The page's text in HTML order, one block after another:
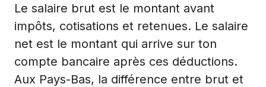
Le salaire brut est le montant avant
impôts, cotisations et retenues. Le salaire
net est le montant qui arrive sur ton
compte bancaire après ces déductions.
Aux Pays-Bas, la différence entre brut et